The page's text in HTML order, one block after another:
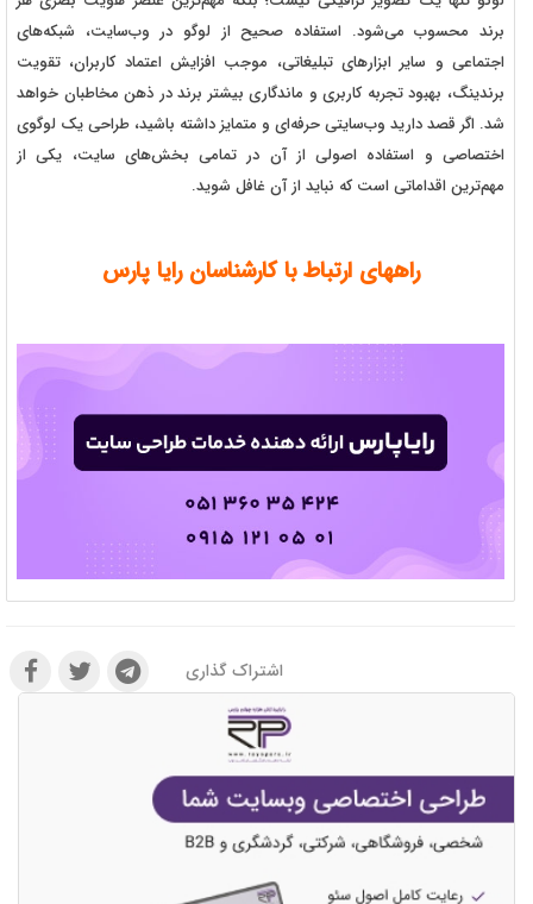
برند محسوب می‌شود. استفاده صحیح از لوگو در وب‌سایت، شبکه‌های
اجتماعی و سایر ابزارهای تبلیغاتی، موجب افزایش اعتماد کاربران، تقویت
برندینگ، بهبود تجربه کاربری و ماندگاری بیشتر برند در ذهن مخاطبان خواهد
شد. اگر قصد دارید وب‌سایتی حرفه‌ای و متمایز داشته باشید، طراحی یک لوگوی
اختصاصی و استفاده اصولی از آن در تمامی بخش‌های سایت، یکی از
مهم‌ترین اقداماتی است که نباید از آن غافل شوید.
راههای ارتباط با کارشناسان رایا پارس
اشتراک گذاری